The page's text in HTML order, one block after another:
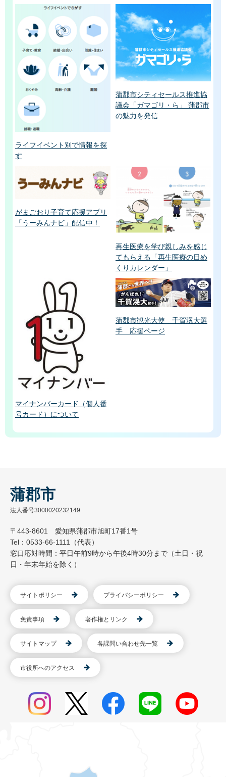
ライフイベント別で情報を探
す
蒲郡市シティセールス推進協
議会「ガマゴリ・ら」 蒲郡市
の魅力を発信
がまごおり子育て応援アプリ
「うーみんナビ」配信中！
再生医療を学び親しみを感じ
てもらえる「再生医療の日め
くりカレンダー」
マイナンバーカード（個人番
号カード）について
蒲郡市観光大使 千賀滉大選
手 応援ページ
蒲郡市
法人番号3000020232149
〒443-8601 愛知県蒲郡市旭町17番1号
Tel：0533-66-1111（代表）
窓口応対時間：平日午前9時から午後4時30分まで（土日・祝
日・年末年始を除く）
サイトポリシー プライバシーポリシー
免責事項 著作権とリンク
サイトマップ 各課問い合わせ先一覧
市役所へのアクセス